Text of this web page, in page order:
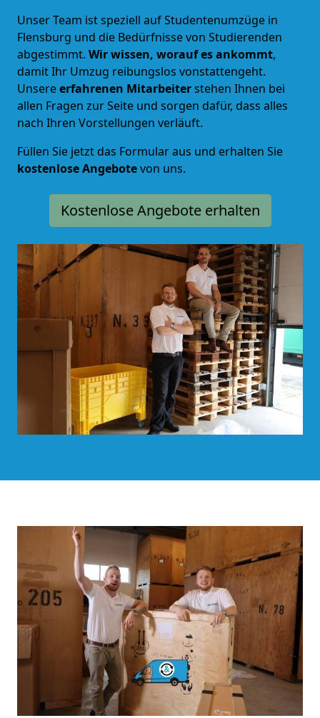
Unser Team ist speziell auf Studentenumzüge in
Flensburg und die Bedürfnisse von Studierenden
abgestimmt. Wir wissen, worauf es ankommt,
damit Ihr Umzug reibungslos vonstattengeht.
Unsereerfahrenen Mitarbeiterstehen Ihnen bei
allen Fragen zur Seite und sorgen dafür, dass alles
nach Ihren Vorstellungen verläuft.
Füllen Sie jetzt das Formular aus und erhalten Sie
kostenlose Angebotevon uns.
Kostenlose Angebote erhalten